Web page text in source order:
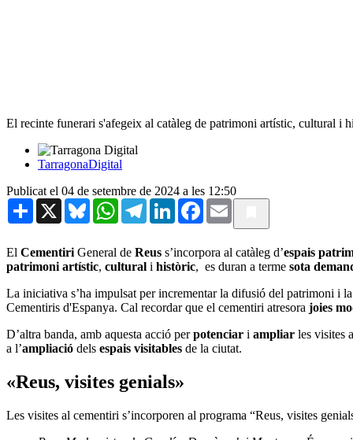
El recinte funerari s'afegeix al catàleg de patrimoni artístic, cultural i
TarragonaDigital
Publicat el 04 de setembre de 2024 a les 12:50
Share X BlueskyWhatsAppTelegramLinkedInFacebook
Email
El Cementiri General de Reus s’incorpora al catàleg d’espais
patrimoni artístic, cultural i històric, es duran a terme sota
La iniciativa s’ha impulsat per incrementar la difusió del patrimoni i
Cementiris d'Espanya. Cal recordar que el cementiri atresora joies
D’altra banda, amb aquesta acció perpotenciar i ampliar les visites
a l’ampliació dels espais visitables de la ciutat.
«Reus, visites genials»
Les visites al cementiri s’incorporen al programa “Reus, visites